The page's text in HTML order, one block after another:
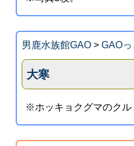
男鹿水族館GAO> GAO
大寒
※ホッキョクグマのクル